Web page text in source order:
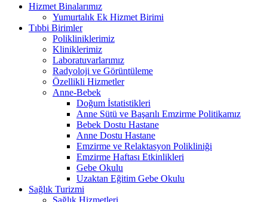
Hizmet Binalarımız
Yumurtalık Ek Hizmet Birimi
Tıbbi Birimler
Polikliniklerimiz
Kliniklerimiz
Laboratuvarlarımız
Radyoloji ve Görüntüleme
Özellikli Hizmetler
Anne-Bebek
Doğum İstatistikleri
Anne Sütü ve Başarılı Emzirme Politikamız
Bebek Dostu Hastane
Anne Dostu Hastane
Emzirme ve Relaktasyon Polikliniği
Emzirme Haftası Etkinlikleri
Gebe Okulu
Uzaktan Eğitim Gebe Okulu
Sağlık Turizmi
Sağlık Hizmetleri